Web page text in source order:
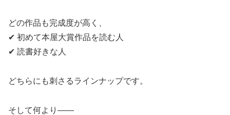
どの作品も完成度が高く、
✔ 初めて本屋大賞作品を読む人
✔ 読書好きな人
どちらにも刺さるラインナップです。
そして何より――